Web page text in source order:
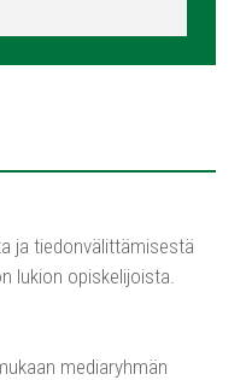
ja tiedonvälittämisestä
lukion opiskelijoista.
mediaryhmän